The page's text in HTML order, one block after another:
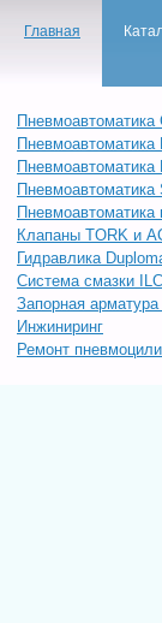
Главная
Пневмоавтоматика
Пневмоавтоматика
Пневмоавтоматика
Пневмоавтоматика
Клапаны TORK и
Гидравлика
Система смазки ILC
Запорная
Инжиниринг
Ремонт